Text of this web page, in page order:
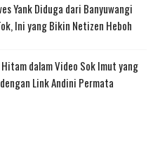
Yank Diduga dari Banyuwangi
Ini yang Bikin Netizen Heboh
dalam Video Sok Imut yang
Link Andini Permata